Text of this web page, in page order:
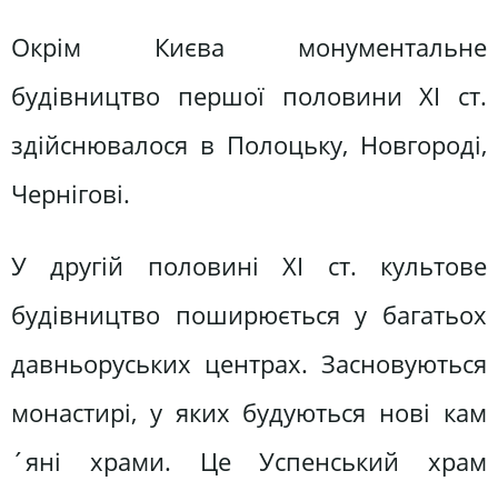
Окрім Києва монументальне
будівництво першої половини XI ст.
здійснювалося в Полоцьку, Новгороді,
Чернігові.
У другій половині XI ст. культове
будівництво поширюється у багатьох
давньоруських центрах. Засновуються
монастирі, у яких будуються нові кам
´яні храми. Це Успенський храм